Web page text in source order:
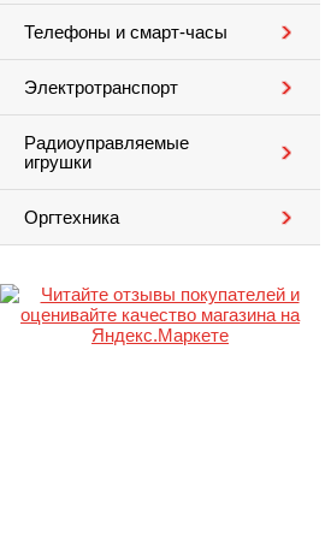
Телефоны и смарт-часы
Электротранспорт
Радиоуправляемые
игрушки
Оргтехника